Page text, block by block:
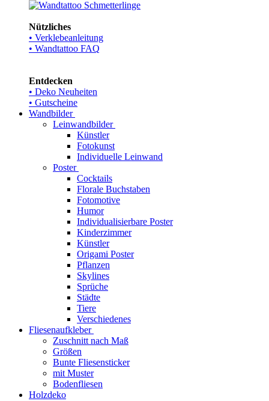
Nützliches
• Verklebeanleitung
• Wandtattoo FAQ
Entdecken
• Deko Neuheiten
• Gutscheine
Wandbilder
Leinwandbilder
Künstler
Fotokunst
Individuelle Leinwand
Poster
Cocktails
Florale Buchstaben
Fotomotive
Humor
Individualisierbare Poster
Kinderzimmer
Künstler
Origami Poster
Pflanzen
Skylines
Sprüche
Städte
Tiere
Verschiedenes
Fliesenaufkleber
Zuschnitt nach Maß
Größen
Bunte Fliesensticker
mit Muster
Bodenfliesen
Holzdeko